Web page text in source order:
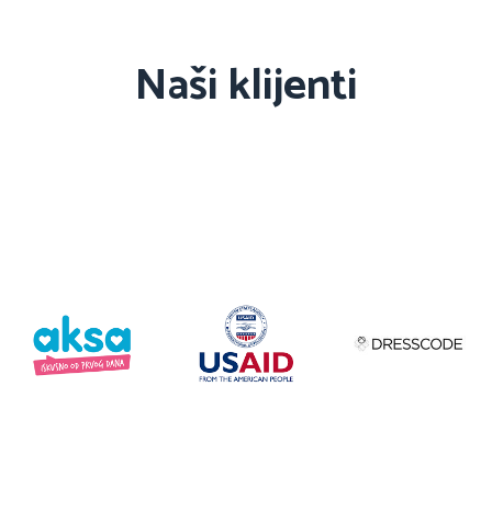
Naši klijenti